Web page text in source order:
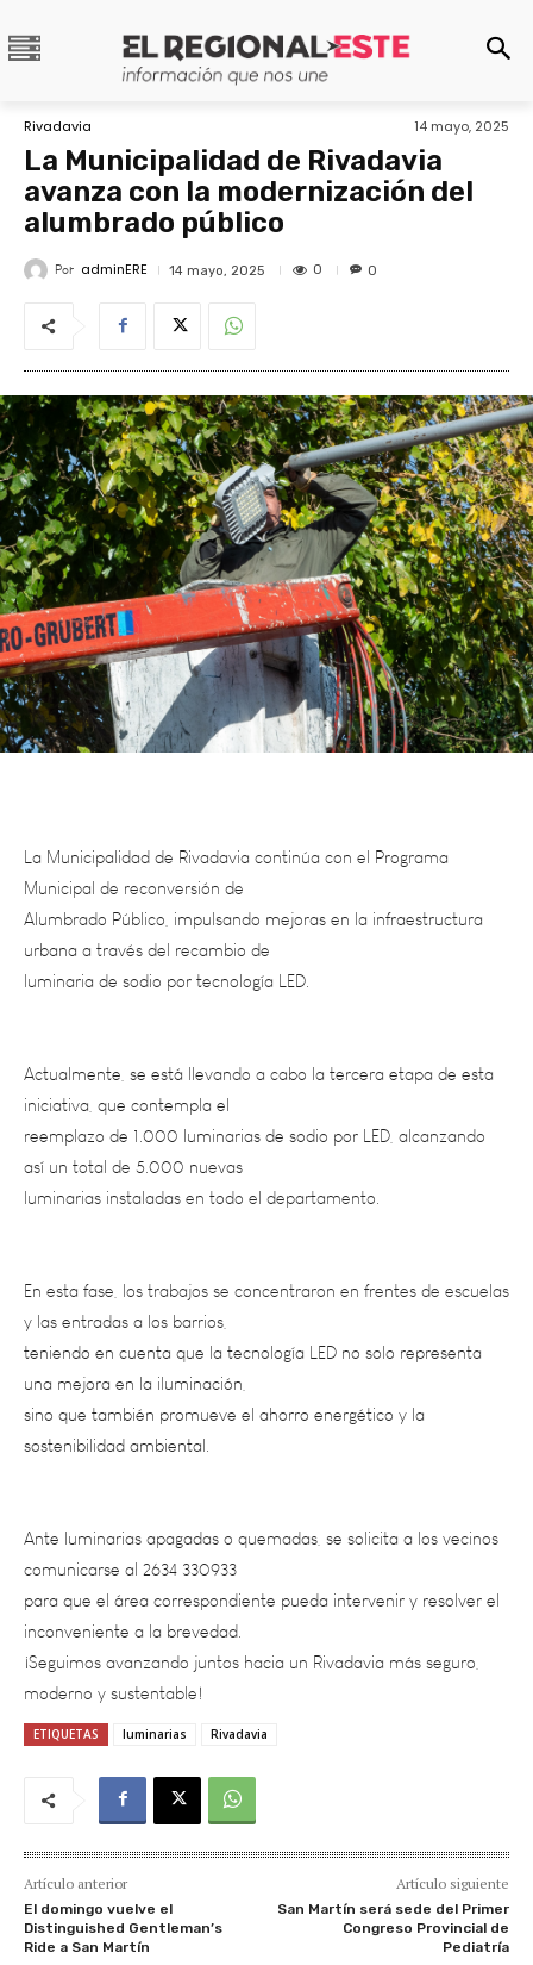
Rivadavia 14 mayo, 2025
La Municipalidad de Rivadavia
avanza con la modernización del
alumbrado público
Por adminERE 14 mayo, 2025 0 0
Municipal de reconversión de
Alumbrado Público, impulsando mejoras en la infraestructura
urbana a través del recambio de
luminaria de sodio por tecnología LED.
iniciativa, que contempla el
reemplazo de 1.000 luminarias de sodio por LED, alcanzando
así un total de 5.000 nuevas
luminarias instaladas en todo el departamento.
y las entradas a los barrios,
teniendo en cuenta que la tecnología LED no solo representa
una mejora en la iluminación,
sino que también promueve el ahorro energético y la
sostenibilidad ambiental.
comunicarse al 2634 330933
para que el área correspondiente pueda intervenir y resolver el
inconveniente a la brevedad.
¡Seguimos avanzando juntos hacia un Rivadavia más seguro,
moderno y sustentable!
ETIQUETAS luminarias Rivadavia
Artículo anterior
El domingo vuelve el
Distinguished Gentleman’s
Ride a San Martín
Artículo siguiente
San Martín será sede del Primer
Congreso Provincial de
Pediatría